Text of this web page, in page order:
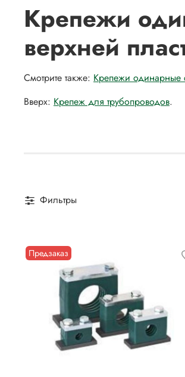
Крепежи
верхней
Смотрите также: Крепежи одинарные
Вверх: Крепеж для трубопроводов.
Фильтры
Предзаказ